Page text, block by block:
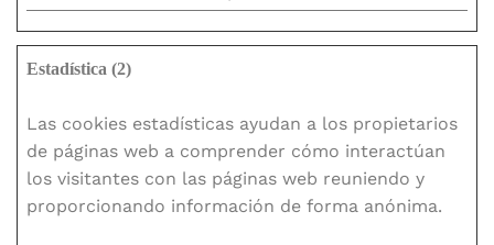
Estadística (2)
Las cookies estadísticas ayudan a los propietarios
de páginas web a comprender cómo interactúan
los visitantes con las páginas web reuniendo y
proporcionando información de forma anónima.